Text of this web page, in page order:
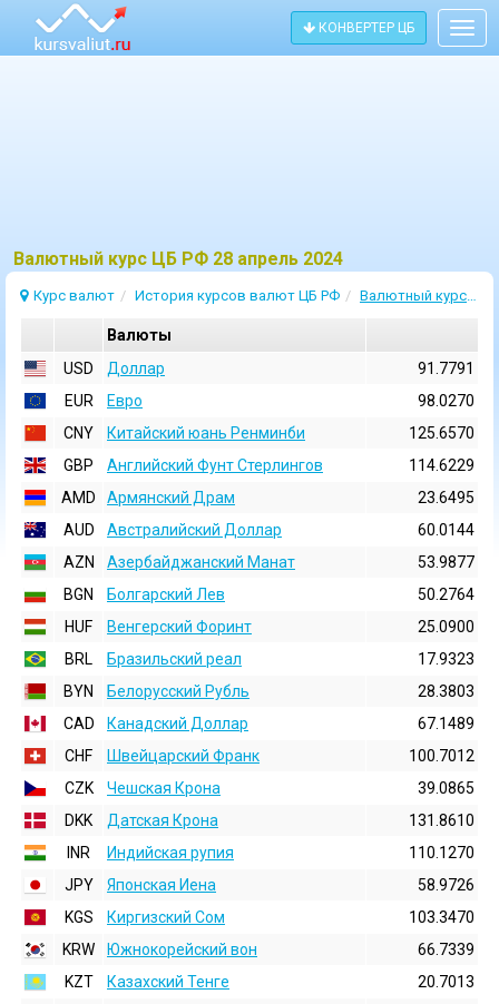
КОНВЕРТЕР ЦБ
Bалютный курс ЦБ РФ 28 апрель 2024
Курс валют История курсов валют ЦБ РФ Валютный курс 28 Апрель 2024
Валюты
USD
Доллар
91.7791
EUR
Евро
98.0270
CNY
Китайский юань Ренминби
125.6570
GBP
Английский Фунт Стерлингов
114.6229
AMD
Армянский Драм
23.6495
AUD
Австралийский Доллар
60.0144
AZN
Азербайджанский Манат
53.9877
BGN
Болгарский Лев
50.2764
HUF
Венгерский Форинт
25.0900
BRL
Бразильский реал
17.9323
BYN
Белорусский Рубль
28.3803
CAD
Канадский Доллар
67.1489
CHF
Швейцарский Франк
100.7012
CZK
Чешская Крона
39.0865
DKK
Датская Крона
131.8610
INR
Индийская pупия
110.1270
JPY
Японская Иена
58.9726
KGS
Киргизский Сом
103.3470
KRW
Южнокорейский вон
66.7339
KZT
Казахский Тенге
20.7013